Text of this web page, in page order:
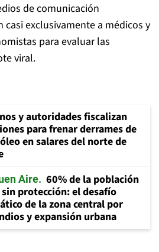
de comunicación
casi exclusivamente a médicos y
para evaluar las
viral.
y autoridades fiscalizan
para frenar derrames de
en salares del norte de
Aire
60% de la población
protección: el desafío
de la zona central por
y expansión urbana